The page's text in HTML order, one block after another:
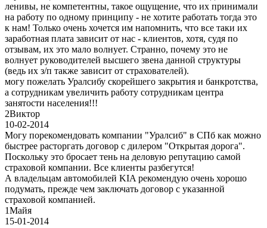
ленивы, не компетентны, такое ощущение, что их принимали
на работу по одному принципу - не хотите работать тогда это
к нам! Только очень хочется им напомнить, что все таки их
заработная плата зависит от нас - клиентов, хотя, судя по
отзывам, их это мало волнует. Странно, почему это не
волнует руководителей высшего звена данной структуры
(ведь их з/п также зависит от страхователей).
могу пожелать Уралсибу скорейшего закрытия и банкротства,
а сотрудникам увеличить работу сотрудникам центра
занятости населения!!!
2Виктор
10-02-2014
Могу порекомендовать компании "Уралсиб" в СПб как можно
быстрее расторгать договор с дилером "Открытая дорога".
Поскольку это бросает тень на деловую репутацию самой
страховой компании. Все клиенты разбегутся!
А владельцам автомобилей KIA рекомендую очень хорошо
подумать, прежде чем заключать договор с указанной
страховой компанией.
1Майя
15-01-2014